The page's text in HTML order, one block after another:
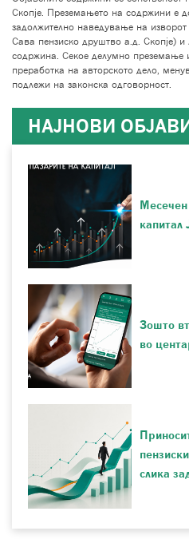
Скопје. Преземањето на содржини е
задолжително наведување на
Сава пензиско друштво а.д. Скопје)
содржина. Секое делумно преземање
преработка на авторското дело,
подлежи на законска одговорност.
НАЈНОВИ
Месечен
капитал
Зошто
во
слика